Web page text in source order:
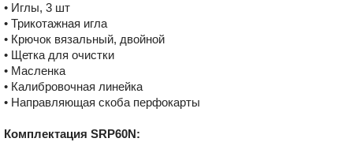
• Иглы, 3 шт
• Трикотажная игла
• Крючок вязальный, двойной
• Щетка для очистки
• Масленка
• Калибровочная линейка
• Направляющая скоба перфокарты
Комплектация SRP60N: